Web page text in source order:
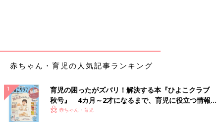
赤ちゃん・育児の人気記事ランキング
育児の困ったがズバリ！解決する本『ひよこクラブ
秋号』 4カ月～2才になるまで、育児に役立つ情報が
いっぱい！
赤ちゃん・育児